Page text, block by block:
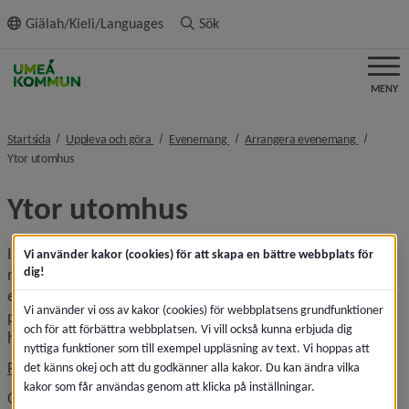
innehållet
Giälah/Kieli/Languages Sök
MENY
Startsida Uppleva och göra nivå i brödsmulenavigeringen
Evenemang nivå i brödsmulenavigeringen
Arrangera evenemang nivå i
Ytor utomhusnivå i brödsmulenavigeringen
Ytor utomhus
I Umeå är det bara några minuter till en park eller ett
naturområde. Här är populära platser samlade för
evenemang utomhus, både torg och parker. Det finns fler
parker och platser där evenemang kan hållas, läs mer på
huvudsidan för parker och grönytor:
Parker och grönytor
Om du behöver internet för ditt evenemang, kontakta
Vi använder kakor (cookies) för att skapa en bättre webbplats för
dig!
Vi använder vi oss av kakor (cookies) för webbplatsens grundfunktioner
och för att förbättra webbplatsen. Vi vill också kunna erbjuda dig
nyttiga funktioner som till exempel uppläsning av text. Vi hoppas att
det känns okej och att du godkänner alla kakor. Du kan ändra vilka
kakor som får användas genom att klicka på inställningar.